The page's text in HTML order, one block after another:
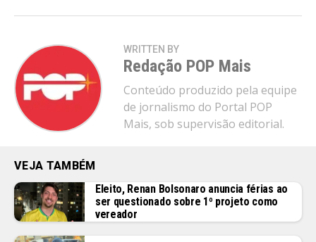
WRITTEN BY
Redação POP Mais
Conteúdo produzido pela equipe
de jornalismo do Portal POP
Mais, sob supervisão editorial.
VEJA TAMBÉM
Eleito, Renan Bolsonaro anuncia férias ao
ser questionado sobre 1º projeto como
vereador